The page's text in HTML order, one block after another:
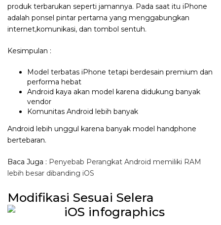
produk terbarukan seperti jamannya. Pada saat itu iPhone
adalah ponsel pintar pertama yang menggabungkan
internet,komunikasi, dan tombol sentuh.
Kesimpulan :
Model terbatas iPhone tetapi berdesain premium dan
performa hebat
Android kaya akan model karena didukung banyak
vendor
Komunitas Android lebih banyak
Android lebih unggul karena banyak model handphone
bertebaran.
Baca Juga : Penyebab Perangkat Android memiliki RAM
lebih besar dibanding iOS
Modifikasi Sesuai Selera